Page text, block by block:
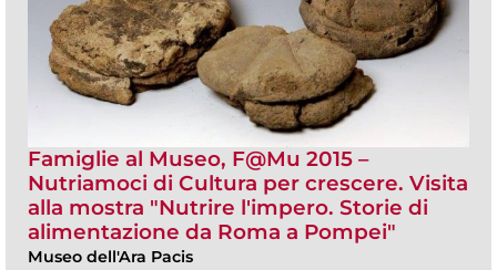
Famiglie al Museo, F@Mu 2015 –
Nutriamoci di Cultura per crescere. Visita
alla mostra "Nutrire l'impero. Storie di
alimentazione da Roma a Pompei"
Museo dell'Ara Pacis